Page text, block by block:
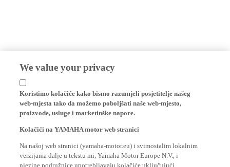
We value your privacy
Koristimo kolačiće kako bismo razumjeli posjetitelje našeg
web-mjesta tako da možemo poboljšati naše web-mjesto,
proizvode, usluge i marketinške napore.
Kolačići na YAMAHA motor web stranici
Na našoj web stranici (yamaha-motor.eu) i svimostalim lokalnim
verzijama dalje u tekstu mi, Yamaha Motor Europe N.V., i
njezine podružnice upotrebljavaju kolačiće uključujući